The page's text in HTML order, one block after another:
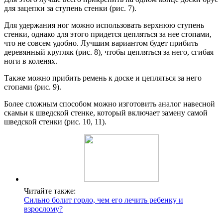
для зацепки за ступень стенки (рис. 7).
Для удержания ног можно использовать верхнюю ступень
стенки, однако для этого придется цепляться за нее стопами,
что не совсем удобно. Лучшим вариантом будет прибить
деревянный кругляк (рис. 8), чтобы цепляться за него, сгибая
ноги в коленях.
Также можно прибить ремень к доске и цепляться за него
стопами (рис. 9).
Более сложным способом можно изготовить аналог навесной
скамьи к шведской стенке, который включает замену самой
шведской стенки (рис. 10, 11).
Читайте также:
Сильно болит горло, чем его лечить ребенку и
взрослому?